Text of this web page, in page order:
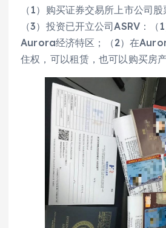
（1）购买证券交易所上市公司
（3）投资已开立公司ASRV：
Aurora经济特区；（2）在
住权，可以租赁，也可以购买房